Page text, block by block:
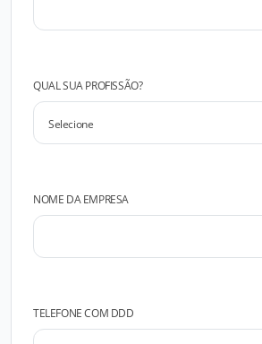
QUAL SUA PROFISSÃO?
NOME DA EMPRESA
TELEFONE COM DDD